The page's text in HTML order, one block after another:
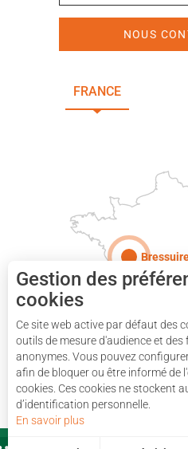
NOUS
FRANCE
Gestion des
cookies
Ce site web active par défaut des
outils de mesure d'audience et
anonymes. Vous pouvez
afin de bloquer ou être informé de
cookies. Ces cookies ne stockent
d’identification personnelle.
En savoir plus